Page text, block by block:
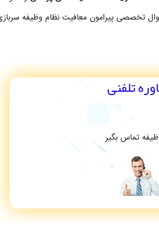
تخصصی پیرامون معافیت نظام وظیفه
تلفنی
تماس بگیر